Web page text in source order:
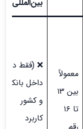
بین‌المللی؟
معمولاً
بین ۱۳
تا ۱۶
❌ (فقط در
داخل بانک
و کشور
کاربرد